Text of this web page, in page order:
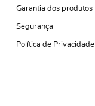
Garantia dos produtos
Segurança
Política de Privacidade